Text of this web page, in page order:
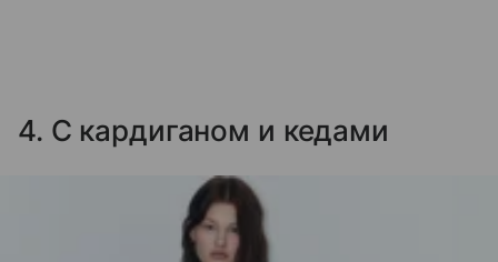
4. С кардиганом и кедами